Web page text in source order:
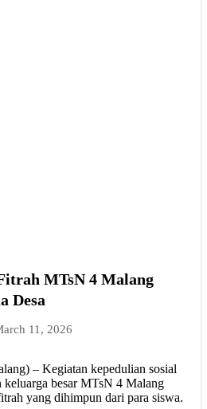
MTsN 4 Malang
Desa
11, 2026
– Kegiatan kepedulian sosial
besar MTsN 4 Malang
yang dihimpun dari para siswa.